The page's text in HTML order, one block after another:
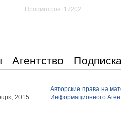
Просмотров: 17202
Агентство
2015
Авторские права на
Информационного